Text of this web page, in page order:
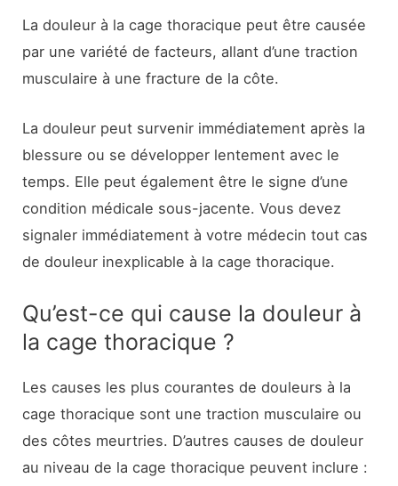
La douleur à la cage thoracique peut être causée
par une variété de facteurs, allant d’une traction
musculaire à une fracture de la côte.
La douleur peut survenir immédiatement après la
blessure ou se développer lentement avec le
temps. Elle peut également être le signe d’une
condition médicale sous-jacente. Vous devez
signaler immédiatement à votre médecin tout cas
de douleur inexplicable à la cage thoracique.
Qu’est-ce qui cause la douleur à
la cage thoracique ?
Les causes les plus courantes de douleurs à la
cage thoracique sont une traction musculaire ou
des côtes meurtries. D’autres causes de douleur
au niveau de la cage thoracique peuvent inclure :